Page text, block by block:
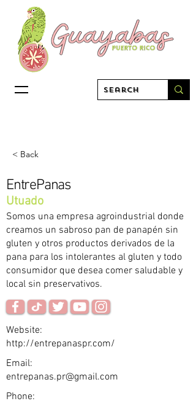
< Back
EntrePanas
Utuado
Somos una empresa agroindustrial donde
creamos un sabroso pan de panapén sin
gluten y otros productos derivados de la
pana para los intolerantes al gluten y todo
consumidor que desea comer saludable y
local sin preservativos.
Website:
http://entrepanaspr.com/
Email:
entrepanas.pr@gmail.com
Phone: